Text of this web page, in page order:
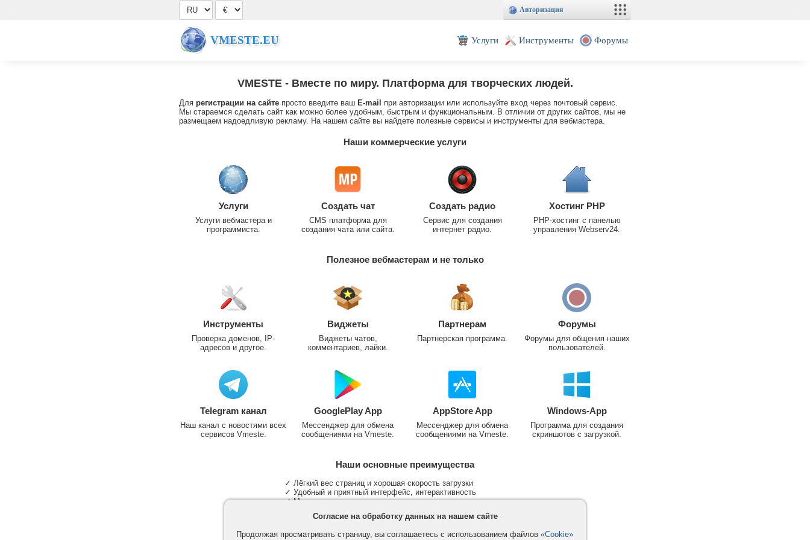
Авторизация
VMESTE.EU Услуги Инструменты Форумы
VMESTE- Вместе по миру. Платформа для творческих людей.
Для регистрации на сайте просто введите ваш E-mail
при авторизации или используйте вход через почтовый сервис.
Мы стараемся сделать сайт как можно более удобным, быстрым и функциональным. В отличии от других сайтов, мы не
размещаем надоедливую рекламу. На нашем сайте вы найдете полезные сервисы и инструменты для вебмастера.
Наши коммерческие услуги
Услуги
Услуги вебмастера и
программиста.
Создать чат
CMS платформа для
создания чата или сайта.
Создать радио
Сервис для создания
интернет радио.
Хостинг PHP
PHP-хостинг с панелью
управления Webserv24.
Полезное вебмастерам и не только
Инструменты
Проверка доменов, IP-
адресов и другое.
Виджеты
Виджеты чатов,
комментариев, лайки.
Партнерам
Партнерская программа.
Форумы
Форумы для общения наших
пользователей.
Telegram канал
Наш канал с новостями всех
сервисов Vmeste.
GooglePlay App
Мессенджер для обмена
сообщениями на Vmeste.
AppStore App
Мессенджер для обмена
сообщениями на Vmeste.
Windows-App
Программа для создания
скриншотов с загрузкой.
Наши основные преимущества
✓ Лёгкий вес страниц и хорошая скорость загрузки
✓ Удобный и приятный интерфейс, интерактивность
✓ Мы не размещаем надоедливую рекламу
✓ Участие в группах и сообществах
✓ Поддержка основных типов и больших файлов
Согласие на обработку данных на нашем сайте
Продолжая просматривать страницу, вы соглашаетесь с использованием файлов «Cookie»